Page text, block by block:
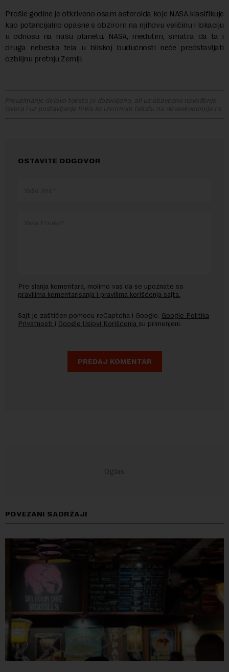
Prošle godine je otkriveno osam asteroida koje NASA klasifikuje
kao potencijalno opasne s obzirom na njihovu veličinu i lokaciju
u odnosu na našu planetu. NASA, međutim, smatra da ta i
druga nebeska tela u bliskoj budućnosti neće predstavljati
ozbiljnu pretnju Zemlji.
Preuzimanje delova teksta je dozvoljeno, ali uz obavezno navođenje
izvora i uz postavljanje linka ka izvornom tekstu na novaekonomija.rs
OSTAVITE ODGOVOR
Pre slanja komentara, molimo vas da se upoznate sa
pravilima komentarisanja i pravilima korišćenja sajta.
Sajt je zaštićen pomocu reCaptcha i Google. Google Politika
Privatnosti i Google Uslovi Korišćenja su primenjeni.
POVEZANI SADRŽAJI